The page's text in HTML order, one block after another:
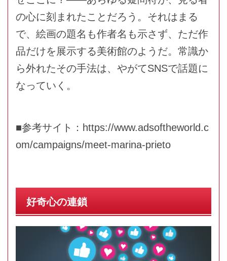
の心に刻まれたことだろう。それはまる
で、絵画の題名も作者名も示さず、ただ作
品だけを展示する美術館のようだ。常識か
ら外れたその手法は、やがてSNSで話題に
なっていく。
■参考サイト： https://www.adsoftheworld.c
om/campaigns/meet-marina-prieto
好奇心の連鎖